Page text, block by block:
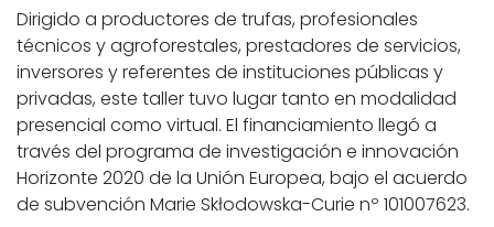
Dirigido a productores de trufas, profesionales
técnicos y agroforestales, prestadores de servicios,
inversores y referentes de instituciones públicas y
privadas, este taller tuvo lugar tanto en modalidad
presencial como virtual. El financiamiento llegó a
través del programa de investigación e innovación
Horizonte 2020 de la Unión Europea, bajo el acuerdo
de subvención Marie Skłodowska-Curie nº 101007623.